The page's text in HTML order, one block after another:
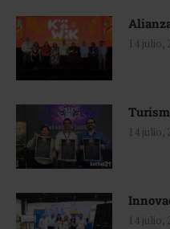
14 julio,
14 julio,
14 julio,